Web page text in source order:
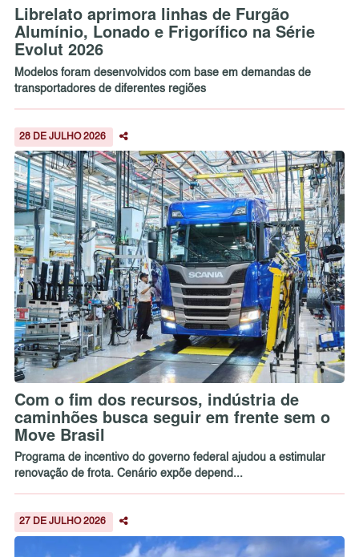
Librelato aprimora linhas de Furgão
Alumínio, Lonado e Frigorífico na Série
Evolut 2026
Modelos foram desenvolvidos com base em demandas de
transportadores de diferentes regiões
28 DE JULHO 2026
Com o fim dos recursos, indústria de
caminhões busca seguir em frente sem o
Move Brasil
Programa de incentivo do governo federal ajudou a estimular
renovação de frota. Cenário expõe depend...
27 DE JULHO 2026